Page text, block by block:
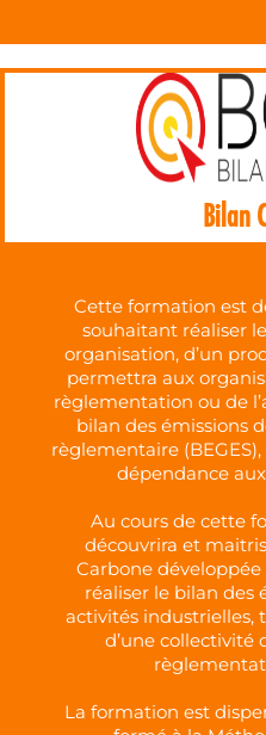
Cette formation est
souhaitant réaliser
organisation, d’un
permettra aux
règlementation ou de
bilan des émissions
règlementaire
dépendance
Au cours de cette
découvrira et
Carbone développée
réaliser le bilan des
activités industrielles,
d’une collectivité
La formation est
Bilan